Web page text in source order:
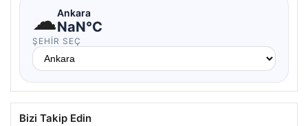
☁Ankara
NaN°C
ŞEHIR SEÇ
Bizi Takip Edin